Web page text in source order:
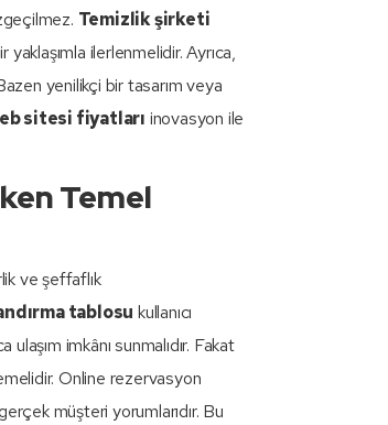
Temizlik şirketi
ilerlenmelidir. Ayrıca,
yenilikçi bir tasarım veya
sitesi fiyatları inovasyon ile
Temel
ve şeffaflık
tablosu kullanıcı
imkânı sunmalıdır. Fakat
Online rezervasyon
müşteri yorumlarıdır. Bu